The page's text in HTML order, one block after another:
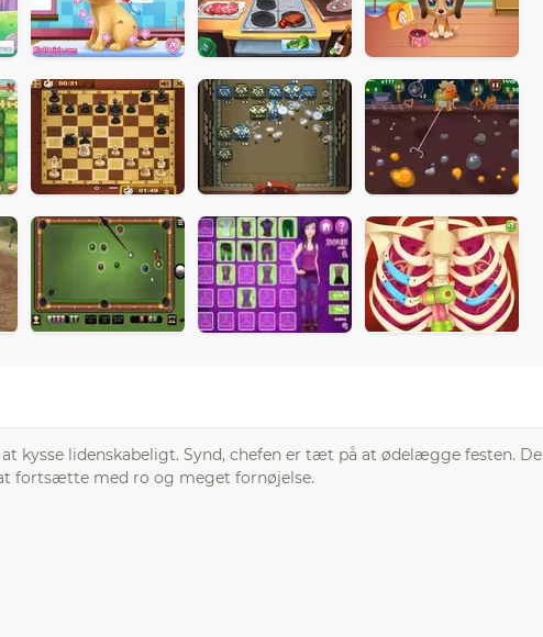
kysse lidenskabeligt. Synd, chefen er tæt på at ødelægge festen. De
fortsætte med ro og meget fornøjelse.